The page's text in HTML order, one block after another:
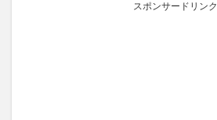
スポンサードリンク